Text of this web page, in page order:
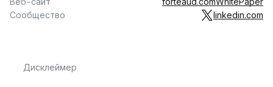
Сообщество
linkedin.com
Дисклеймер